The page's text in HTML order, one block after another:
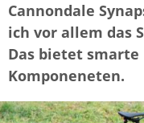
Cannondale
ich vor allem das
Das bietet
Komponeneten.